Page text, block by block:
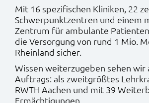
Mit 16 spezifischen Kliniken, 22
Schwerpunktzentren und einem
Zentrum für ambulante
die Versorgung von rund 1 Mio.
Rheinland sicher.
Wissen weiterzugeben sehen wir
Auftrags: als zweitgrößtes
RWTH Aachen und mit 39
Ermächtigungen.